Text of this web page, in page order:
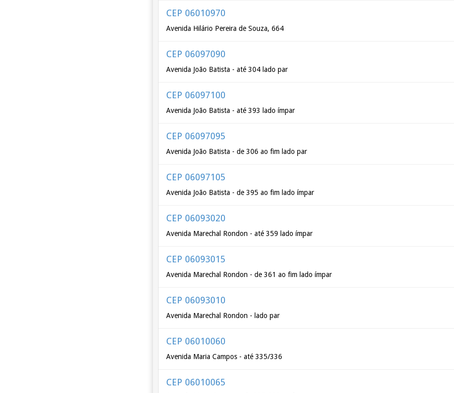
CEP 06010970
Avenida Hilário Pereira de Souza, 664
CEP 06097090
Avenida João Batista - até 304 lado par
CEP 06097100
Avenida João Batista - até 393 lado ímpar
CEP 06097095
Avenida João Batista - de 306 ao fim lado par
CEP 06097105
Avenida João Batista - de 395 ao fim lado ímpar
CEP 06093020
Avenida Marechal Rondon - até 359 lado ímpar
CEP 06093015
Avenida Marechal Rondon - de 361 ao fim lado ímpar
CEP 06093010
Avenida Marechal Rondon - lado par
CEP 06010060
Avenida Maria Campos - até 335/336
CEP 06010065